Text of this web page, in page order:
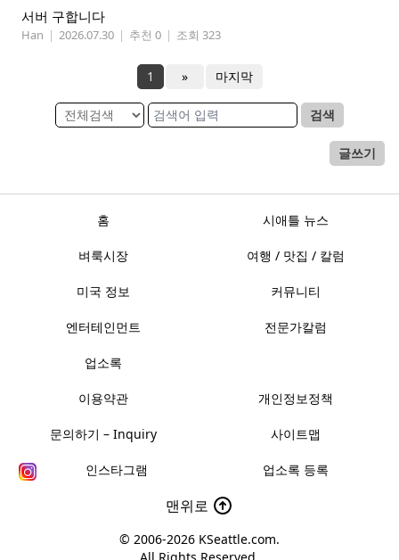
서버 구합니다
Han | 2026.07.30 | 추천 0 | 조회 323
1 » 마지막
검색
글쓰기
홈 시애틀 뉴스
벼룩시장 여행 / 맛집 / 칼럼
미국 정보 커뮤니티
엔터테인먼트 전문가칼럼
업소록
이용약관 개인정보정책
문의하기 – Inquiry 사이트맵
인스타그램 업소록 등록
맨위로
© 2006-2026 KSeattle.com.